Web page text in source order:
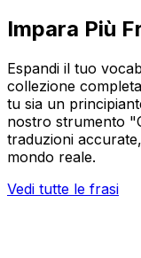
Impara Più
Espandi il tuo
collezione
tu sia un
nostro strumento
traduzioni
mondo reale.
Vedi tutte le frasi